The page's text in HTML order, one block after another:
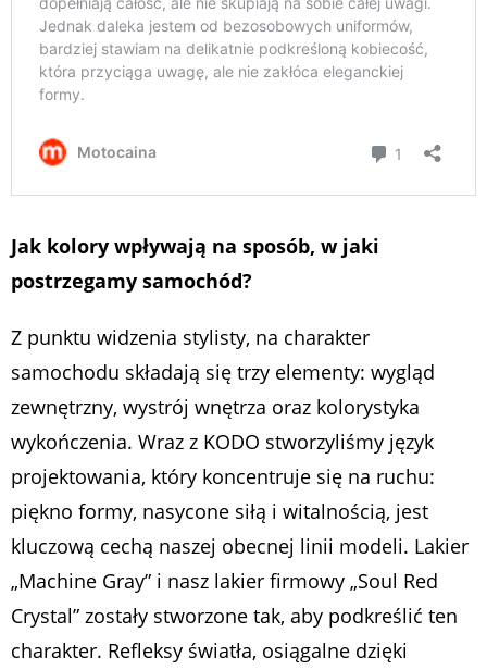
Jak kolory wpływają na sposób, w jaki
postrzegamy samochód?
Z punktu widzenia stylisty, na charakter
samochodu składają się trzy elementy: wygląd
zewnętrzny, wystrój wnętrza oraz kolorystyka
wykończenia. Wraz z KODO stworzyliśmy język
projektowania, który koncentruje się na ruchu:
piękno formy, nasycone siłą i witalnością, jest
kluczową cechą naszej obecnej linii modeli. Lakier
„Machine Gray” i nasz lakier firmowy „Soul Red
Crystal” zostały stworzone tak, aby podkreślić ten
charakter. Refleksy światła, osiągalne dzięki